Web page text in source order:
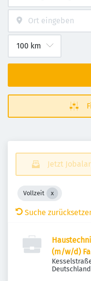
Jetzt
Vollzeit
Suche
(m/w/d)
Deutschland